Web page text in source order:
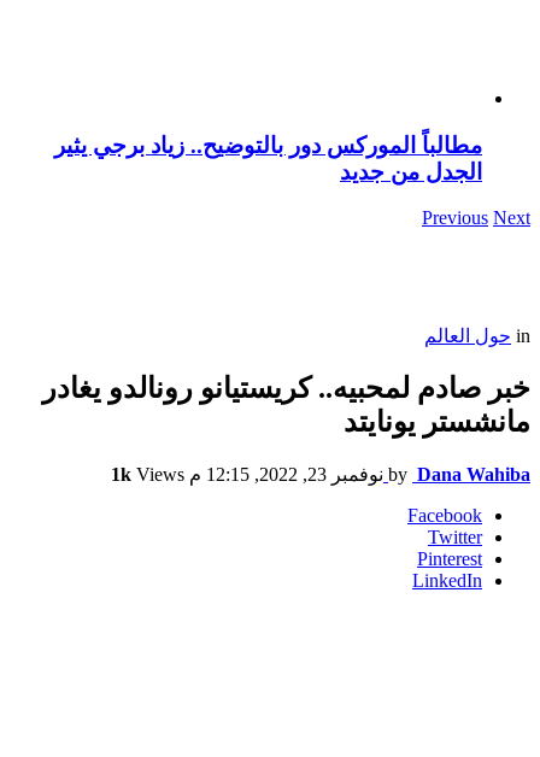
مطالباً الموركس دور بالتوضيح.. زياد برجي يثير
الجدل من جديد
Previous Next
in حول العالم
خبر صادم لمحبيه.. كريستيانو رونالدو يغادر
مانشستر يونايتد
by Dana Wahiba نوفمبر 23, 2022, 12:15 م 1k Views
Facebook
Twitter
Pinterest
LinkedIn